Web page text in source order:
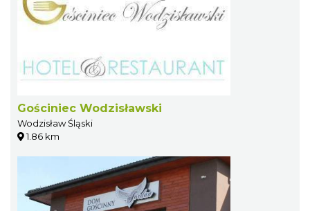
Gościniec Wodzisławski
Wodzisław Śląski
1.86 km